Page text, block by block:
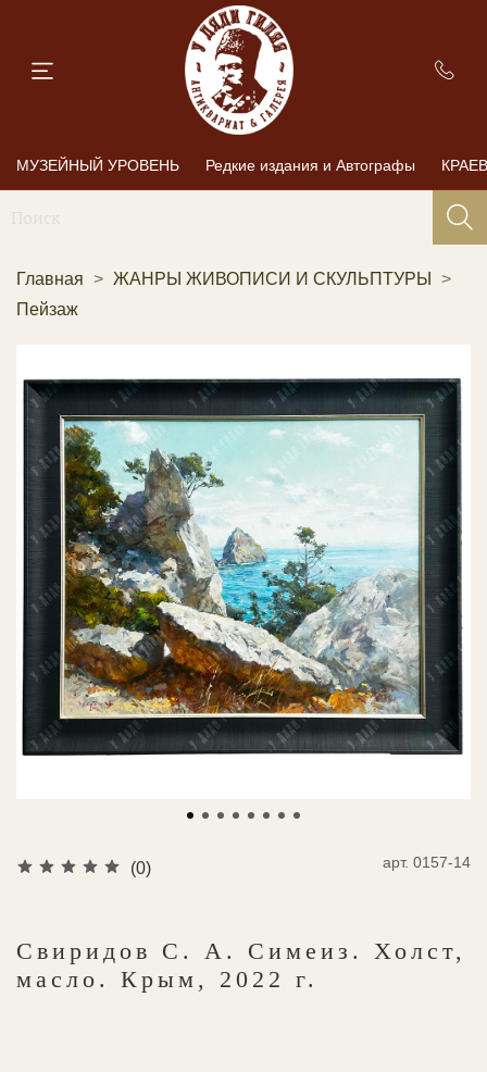
МУЗЕЙНЫЙ УРОВЕНЬ Редкие издания и Автографы
Главная
ЖАНРЫ ЖИВОПИСИ И СКУЛЬПТУРЫ
Пейзаж
(0) арт. 0157-14
Свиридов С. А. Симеиз. Холст,
масло. Крым, 2022 г.